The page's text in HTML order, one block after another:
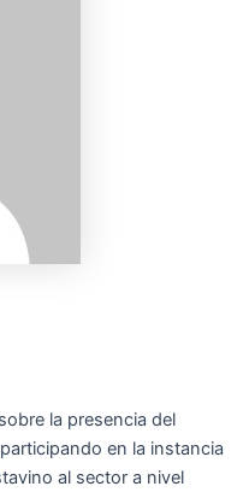
la presencia del
en la instancia
al sector a nivel